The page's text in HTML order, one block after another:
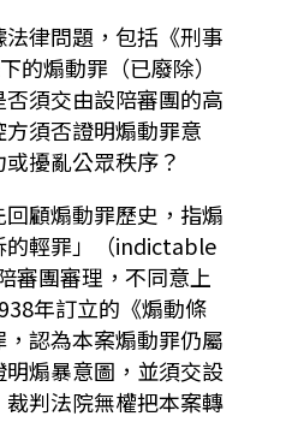
律問題，包括《刑事
的煽動罪（已廢除）
須交由設陪審團的高
須否證明煽動罪意
擾亂公眾秩序？
顧煽動罪歷史，指煽
的輕罪」（indictable
審團審理，不同意上
年訂立的《煽動條
認為本案煽動罪仍屬
煽暴意圖，並須交設
判法院無權把本案轉